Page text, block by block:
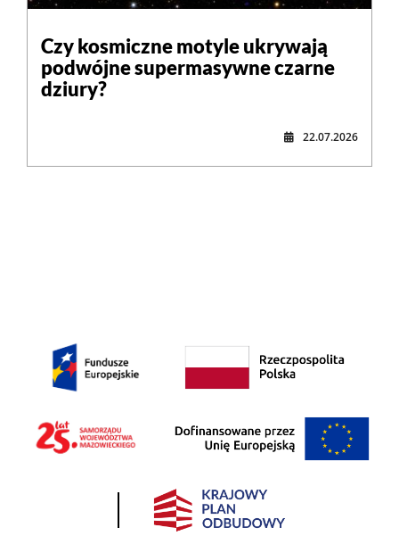
Czy kosmiczne motyle ukrywają
podwójne supermasywne czarne
dziury?
22.07.2026